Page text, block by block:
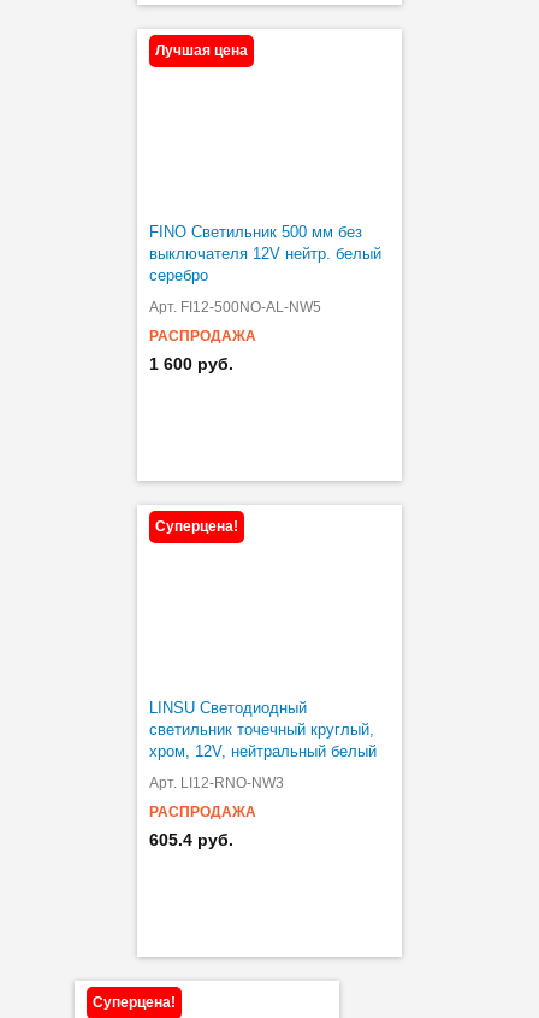
Лучшая цена
FINO Cветильник 500 мм без
выключателя 12V нейтр. белый
серебро
Арт. FI12-500NO-AL-NW5
РАСПРОДАЖА
1 600 руб.
Суперцена!
LINSU Светодиодный
светильник точечный круглый,
хром, 12V, нейтральный белый
Арт. LI12-RNO-NW3
РАСПРОДАЖА
605.4 руб.
Суперцена!